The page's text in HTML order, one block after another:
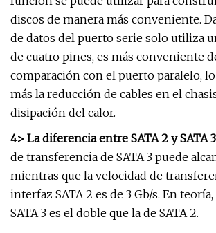
discos de manera más conveniente.
de datos del puerto serie solo utiliza
de cuatro pines, es más conveniente
comparación con el puerto paralelo,
más la reducción de cables en el
disipación del calor.
4> La diferencia entre SATA 2 y SATA 3
de transferencia de SATA 3 puede
mientras que la velocidad de
interfaz SATA 2 es de 3 Gb/s. En
SATA 3 es el doble que la de SATA 2.